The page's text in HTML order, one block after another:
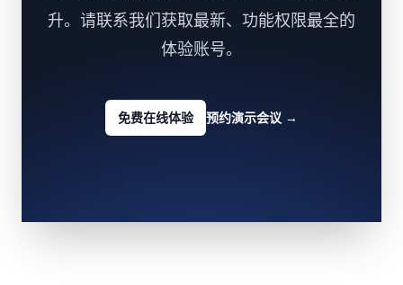
升。请联系我们获取最新、功能权限最全的
体验账号。
免费在线体验 预约演示会议 →